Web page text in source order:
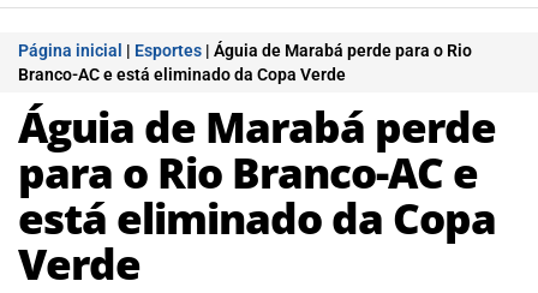
Página inicial | Esportes | Águia de Marabá perde para o Rio
Branco-AC e está eliminado da Copa Verde
Águia de Marabá perde
para o Rio Branco-AC e
está eliminado da Copa
Verde